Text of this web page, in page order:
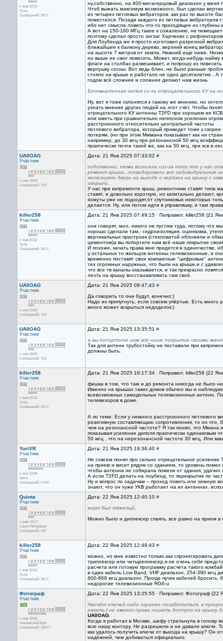
с янв 2010
Тула
Сообщений: 3571
ну,собственно, на 400-мегагерцовый диапазон у меня
Чтоб выжать максимум возможного, был сделан
из четырех петлевых вибраторов .как раз по высоте
поместился. Позади каждого из петлевых вибраторов
ибо нет смысла ловить что-то приходящее из глубины
А вот на 150-180 МГц такое к сожалению, не
поэтому сделал просто зигзаг Харченко с
Для Лоубенда же я просто изготовил разрезной
ближайшее к балкону дерево, верхний конец
на аысоте 7 метров от земли. Нижний еще ниже.
но выше не смог повесить. Может, когда-нибудь найму
флаги на столбах развешивает, и попрошу их повесить
верхушку сосны. Вот ведь блин, не было раньше
стояло на крыше и работало не одно десятилетие.. А
годом всё сложнее и сложнее делают нам жизнь
Бессмысленная затея из-за отрицательного КУ на
Ну, вот я тоже склонялся к такому же мнению, но
узнать мнение других людей на этот счёт. Чтобы
отрицательного КУ антенны Т2FD при хорошем ее КСВ
или иметь при сравнительно неплохом усилении
расстроенного относительно центральной частоты
петлевого вибратора, который приведет тоже к
потерям, (но при этом Мммана показывает как ни
например, до 30 мгц при резонансной 50 мгц
практически почти такой же, как на 50 мгц, при ксв в
UA0OAG
Участник
с ноя 2009
Сообщений: 751
Дата: 21 Янв 2025 07:33:02 #
собственно, тема возникла изз-за того,что у нас
ремонт крыши, ликвидировали все индивидуальные
железнуюю дверь на выходе с чердака на крышу с
закрыли.
У нас при капремонте крыш, ремонтники ставят типа
ставят, и довольно короткую, но капитально делают,
хомуты уже не подходят,от спутниковых некоторых
делается. Ну, или потом идти в управляшку, и там
killer258
Участник
с янв 2010
Тула
Сообщений: 3571
Дата: 21 Янв 2025 07:49:15 · Поправил: killer258 (21
они говорят, мол, никого не пустим туда, потому что
хорошо сделали там,- гидроизоляция, оцинковка,
вертикальных пристроек (стекловатой обложили и
цементом)а вы попортите нам всё наше покрытие
И похоже, качать права мне придется в одиночестве,
у остальных то жильцов антенны телевизионные, и
временно поставят свои компактные "цифровые"
тех огромных наружных, что были на крыше,и с
что все тв каналы оказывается, и так прекрасно
лезть на крышу восстанавливать там своё.
UA0OAG
Участник
с ноя 2009
Сообщений: 751
Дата: 21 Янв 2025 09:47:43 #
Да говорить то они будут, конечно:)
Надо их припугнуть, если совсем упёртые. Есть
много может вскрыться недоделок:)
UA0OAG
Участник
с ноя 2009
Сообщений: 751
Дата: 21 Янв 2025 13:35:51 #
а вы попортите нам всё наше покрытие своими
Так для антенн трубостойку не поставили при
должны быть.
killer258
Участник
с янв 2010
Тула
Сообщений: 3571
Дата: 21 Янв 2025 19:17:34 · Поправил: killer258 (22
фишка в том, что там и до ремонта никогда не было
Именно на крышах таких домов обычно мы и
всевозможных самодельных телевизионных антенн. По
телевизоров в доме.
А по теме. Если у немного расстроенного петлевого
реактивную составляющаю сопротивления, то он что,
чем на резонансной частоте? Я так понял, что Ммана
показывая усиление диполя практически одинаковым
50 мгц , что на нерезонансной частоте 30 мгц. Или
YuriVR
Участник
с ноя 2008
Омск
Сообщений: 2700
Дата: 21 Янв 2025 19:36:40 #
Не совсем понял про сильно отрицательное
на прием и висит рядом со зданием, то уровень
чтобы антенна не собирала помехи от здания, удачно
А если T2FD делать на лоубенд, то перекрытие по
Ну и вопрос по задачам – проход ловить или земную
знают, что он хуже УКВ работает на их антеннах,
Quinta
Участник
с мар 2017
Санкт-Петербург
Сообщений: 487
Дата: 22 Янв 2025 12:40:10 #
жгут был тяжелый,
Можно было и диплексер спаять, все равно на прием в
killer258
Участник
с янв 2010
Тула
Сообщений: 3571
Дата: 22 Янв 2025 12:49:43 #
можно, но мне известно только,как спроектировать
триплексер или четыреплексер,я не очень себе
расчета или готовую программу расчета такого
в один кабель Low Band, VHF диапазон, 254-390 мгц
800-869 мгц диапазон. Проще пучок кабелей бросить,
недорогие телевизионные RG6-u
Фотограф
Участник
с янв 2006
Чкаловский-Круг
Сообщений: 25077
Дата: 22 Янв 2025 13:25:55 · Поправил: Фотограф (22
Насчёт ключей надо заранее позаботиться, в
качать:) не имеют права лишать доступа на крышу
UA0OAG:
Когда я работал в Москве, шефу стрельнула в
всю нашу контору. Не разрешили и не давали ключи.
как удалось получить ключи от выхода на крышу? Он
надёжней, чем добиваться официально.